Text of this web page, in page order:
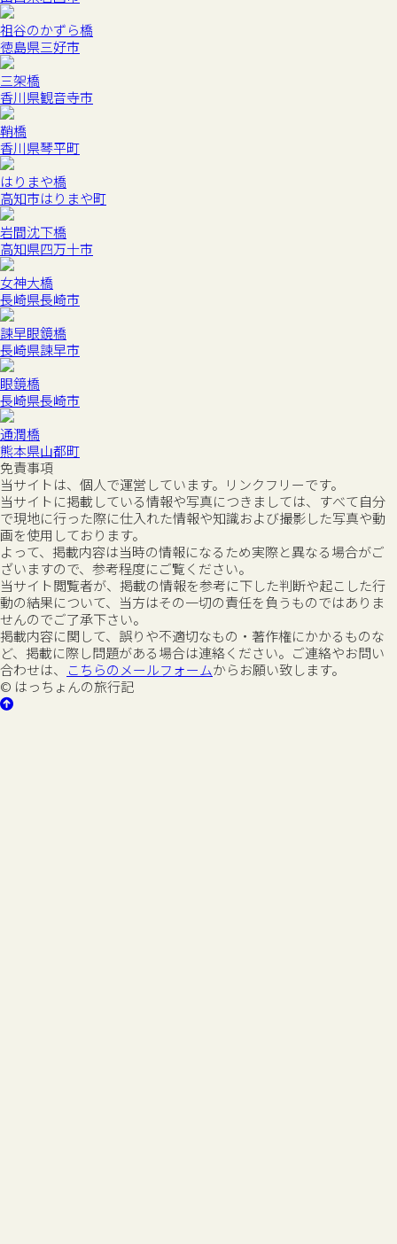
祖谷のかずら橋
徳島県三好市
三架橋
香川県観音寺市
鞘橋
香川県琴平町
はりまや橋
高知市はりまや町
岩間沈下橋
高知県四万十市
女神大橋
長崎県長崎市
諫早眼鏡橋
長崎県諫早市
眼鏡橋
長崎県長崎市
通潤橋
熊本県山都町
免責事項
当サイトは、個人で運営しています。リンクフリーです。
当サイトに掲載している情報や写真につきましては、すべて自分
で現地に行った際に仕入れた情報や知識および撮影した写真や動
画を使用しております。
よって、掲載内容は当時の情報になるため実際と異なる場合がご
ざいますので、参考程度にご覧ください。
当サイト閲覧者が、掲載の情報を参考に下した判断や起こした行
動の結果について、当方はその一切の責任を負うものではありま
せんのでご了承下さい。
掲載内容に関して、誤りや不適切なもの・著作権にかかるものな
ど、掲載に際し問題がある場合は連絡ください。ご連絡やお問い
合わせは、
こちらのメールフォームからお願い致します。
© はっちょんの旅行記